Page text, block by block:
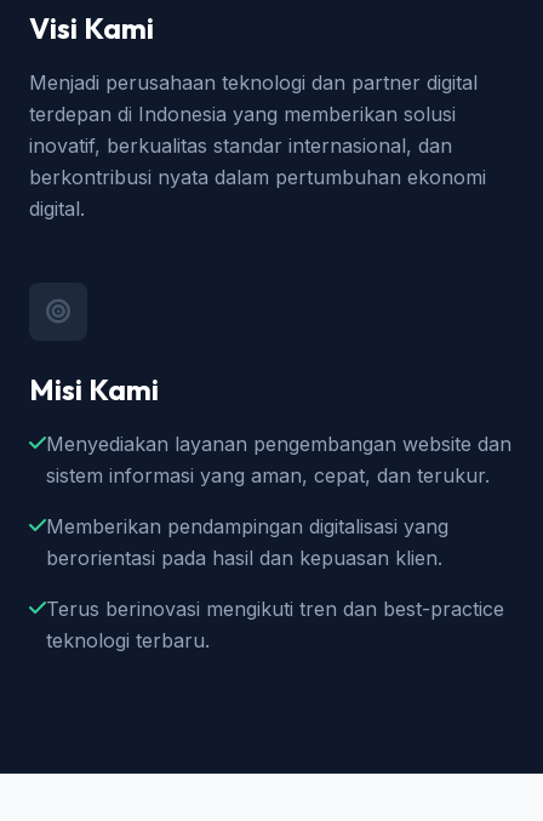
Visi Kami
Menjadi perusahaan teknologi dan partner digital
terdepan di Indonesia yang memberikan solusi
inovatif, berkualitas standar internasional, dan
berkontribusi nyata dalam pertumbuhan ekonomi
digital.
Misi Kami
Menyediakan layanan pengembangan website dan
sistem informasi yang aman, cepat, dan terukur.
Memberikan pendampingan digitalisasi yang
berorientasi pada hasil dan kepuasan klien.
Terus berinovasi mengikuti tren dan best-practice
teknologi terbaru.